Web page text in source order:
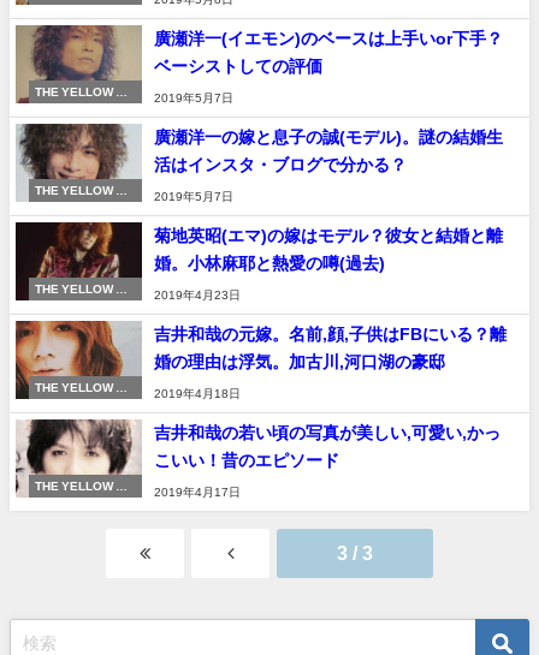
THE YELLOW MO
廣瀬洋一(イエモン)のベースは上手いor下手？
ベーシストしての評価
2019年5月7日
THE YELLOW MO
廣瀬洋一の嫁と息子の誠(モデル)。謎の結婚生
活はインスタ・ブログで分かる？
2019年5月7日
THE YELLOW MO
菊地英昭(エマ)の嫁はモデル？彼女と結婚と離
婚。小林麻耶と熱愛の噂(過去)
2019年4月23日
THE YELLOW MO
吉井和哉の元嫁。名前,顔,子供はFBにいる？離
婚の理由は浮気。加古川,河口湖の豪邸
2019年4月18日
THE YELLOW MO
吉井和哉の若い頃の写真が美しい,可愛い,かっ
こいい！昔のエピソード
2019年4月17日
3 / 3